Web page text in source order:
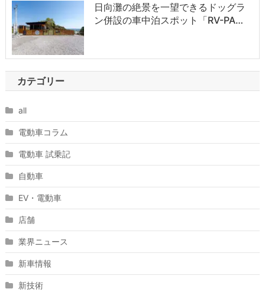
日向灘の絶景を一望できるドッグラ
ン併設の車中泊スポット「RV-PA…
カテゴリー
all
電動車コラム
電動車 試乗記
自動車
EV・電動車
店舗
業界ニュース
新車情報
新技術